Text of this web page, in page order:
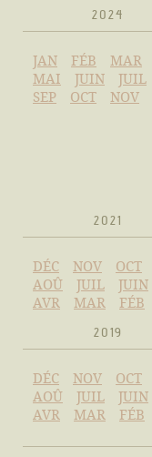
2024
JAN FÉB MAR
MAI
JUIN JUIL
SEP
OCT NOV
2021
DÉC NOV OCT
AOÛ
JUIL JUIN
AVR
MAR FÉB
2019
DÉC NOV OCT
AOÛ
JUIL JUIN
AVR
MAR FÉB